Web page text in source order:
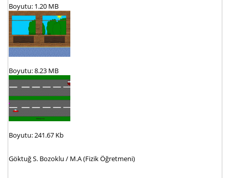
Boyutu: 1.20 MB
Boyutu: 8.23 MB
Boyutu: 241.67 Kb
Göktuğ S. Bozoklu / M.A (Fizik Öğretmeni)